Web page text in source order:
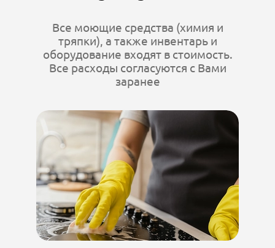
Все моющие средства (химия и
тряпки), а также инвентарь и
оборудование входят в стоимость.
Все расходы согласуются с Вами
заранее